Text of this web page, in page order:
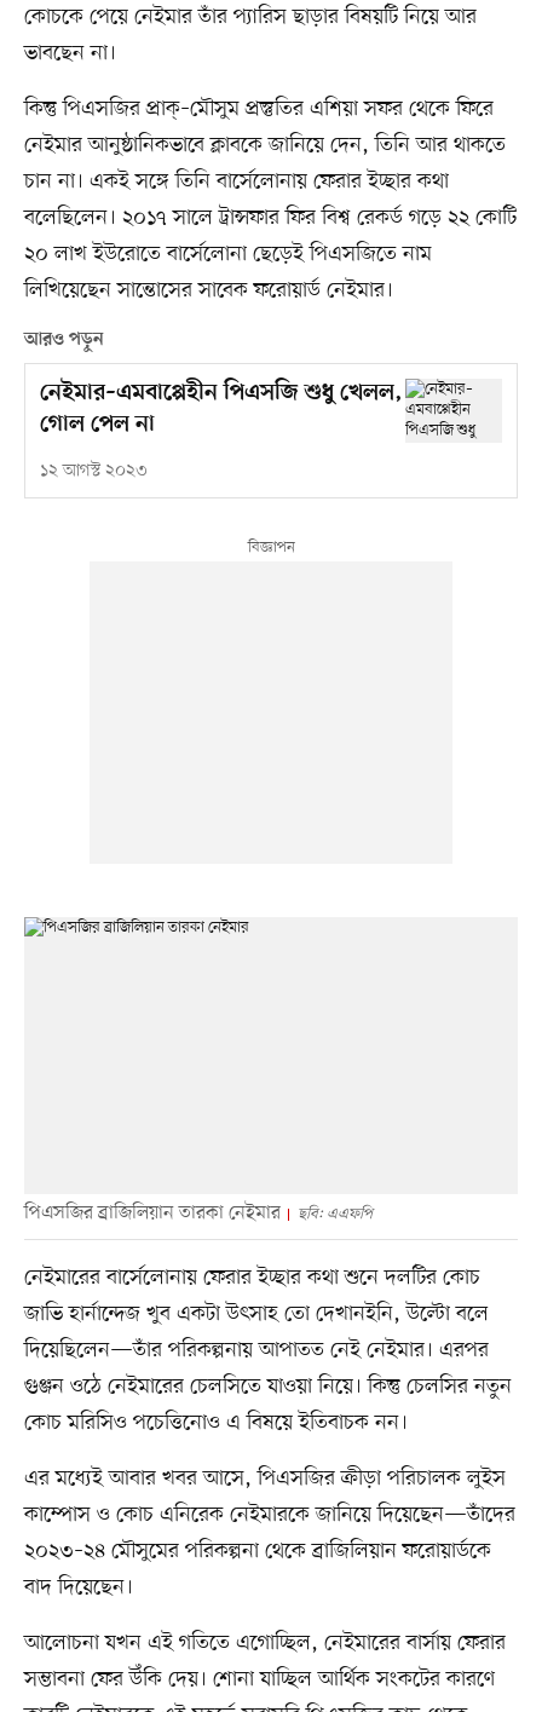
কোচকে পেয়ে নেইমার তাঁর প্যারিস ছাড়ার বিষয়টি নিয়ে আর
ভাবছেন না।
কিন্তু পিএসজির প্রাক্‌–মৌসুম প্রস্তুতির এশিয়া সফর থেকে ফিরে
নেইমার আনুষ্ঠানিকভাবে ক্লাবকে জানিয়ে দেন, তিনি আর থাকতে
চান না। একই সঙ্গে তিনি বার্সেলোনায় ফেরার ইচ্ছার কথা
বলেছিলেন। ২০১৭ সালে ট্রান্সফার ফির বিশ্ব রেকর্ড গড়ে ২২ কোটি
২০ লাখ ইউরোতে বার্সেলোনা ছেড়েই পিএসজিতে নাম
লিখিয়েছেন সান্তোসের সাবেক ফরোয়ার্ড নেইমার।
আরও পড়ুন
নেইমার–এমবাপ্পেহীন পিএসজি শুধু খেলল,
গোল পেল না
১২ আগস্ট ২০২৩
পিএসজির ব্রাজিলিয়ান তারকা নেইমার ছবি: এএফপি
নেইমারের বার্সেলোনায় ফেরার ইচ্ছার কথা শুনে দলটির কোচ
জাভি হার্নান্দেজ খুব একটা উৎসাহ তো দেখানইনি, উল্টো বলে
দিয়েছিলেন—তাঁর পরিকল্পনায় আপাতত নেই নেইমার। এরপর
গুঞ্জন ওঠে নেইমারের চেলসিতে যাওয়া নিয়ে। কিন্তু চেলসির নতুন
কোচ মরিসিও পচেত্তিনোও এ বিষয়ে ইতিবাচক নন।
এর মধ্যেই আবার খবর আসে, পিএসজির ক্রীড়া পরিচালক লুইস
কাম্পোস ও কোচ এনিরেক নেইমারকে জানিয়ে দিয়েছেন—তাঁদের
২০২৩–২৪ মৌসুমের পরিকল্পনা থেকে ব্রাজিলিয়ান ফরোয়ার্ডকে
বাদ দিয়েছেন।
আলোচনা যখন এই গতিতে এগোচ্ছিল, নেইমারের বার্সায় ফেরার
সম্ভাবনা ফের উঁকি দেয়। শোনা যাচ্ছিল আর্থিক সংকটের কারণে